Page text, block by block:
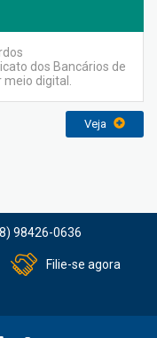
dos Bancários de
digital.
Veja
98426-0636
Filie-se agora